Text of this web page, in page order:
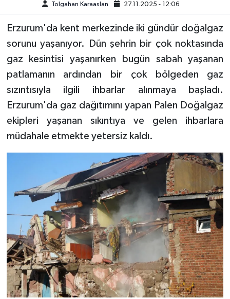
Tolgahan Karaaslan 27.11.2025 - 12:06
Erzurum'da kent merkezinde iki gündür doğalgaz
sorunu yaşanıyor. Dün şehrin bir çok noktasında
gaz kesintisi yaşanırken bugün sabah yaşanan
patlamanın ardından bir çok bölgeden gaz
sızıntısıyla ilgili ihbarlar alınmaya başladı.
Erzurum'da gaz dağıtımını yapan Palen Doğalgaz
ekipleri yaşanan sıkıntıya ve gelen ihbarlara
müdahale etmekte yetersiz kaldı.
MEDYA
OTOMOTİV
TEKNOLOJİ
YAŞAM
KÜLTÜR SANAT